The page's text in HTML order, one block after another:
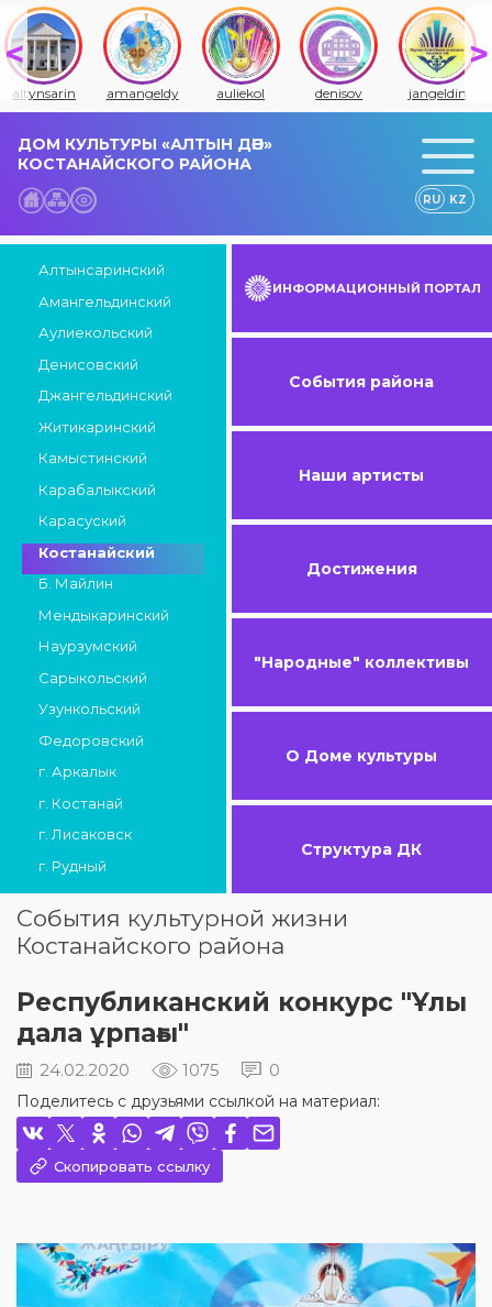
altynsarin amangeldy auliekol denisov jangeldin
ДОМ КУЛЬТУРЫ «АЛТЫН ДӘН»
КОСТАНАЙСКОГО РАЙОНА
RU KZ
Алтынсаринский
Амангельдинский
Аулиекольский
Денисовский
Джангельдинский
Житикаринский
Камыстинский
Карабалыкский
Карасуский
Костанайский
Б. Майлин
Мендыкаринский
Наурзумский
Сарыкольский
Узункольский
Федоровский
г. Аркалык
г. Костанай
г. Лисаковск
г. Рудный
ИНФОРМАЦИОННЫЙ ПОРТАЛ
События района
Наши артисты
Достижения
"Народные" коллективы
О Доме культуры
Структура ДК
События культурной жизни
Костанайского района
Республиканский конкурс "Ұлы
дала ұрпағы"
24.02.2020 1075 0
Поделитесь с друзьями ссылкой на материал:
Скопировать ссылку